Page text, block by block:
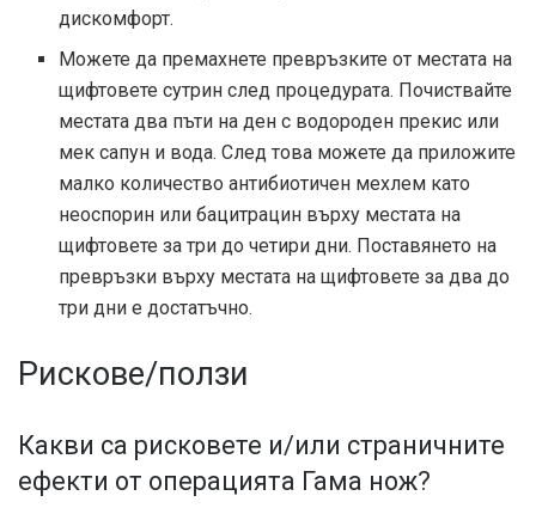
дискомфорт.
Можете да премахнете превръзките от местата на
щифтовете сутрин след процедурата. Почиствайте
местата два пъти на ден с водороден прекис или
мек сапун и вода. След това можете да приложите
малко количество антибиотичен мехлем като
неоспорин или бацитрацин върху местата на
щифтовете за три до четири дни. Поставянето на
превръзки върху местата на щифтовете за два до
три дни е достатъчно.
Рискове/ползи
Какви са рисковете и/или страничните
ефекти от операцията Гама нож?